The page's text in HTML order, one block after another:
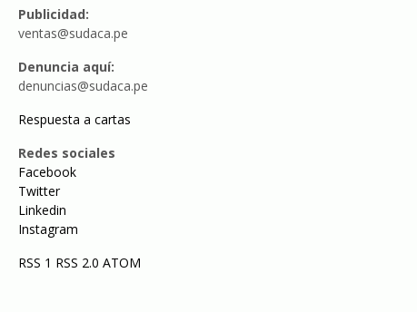
Publicidad:
ventas@sudaca.pe
Denuncia aquí:
denuncias@sudaca.pe
Respuesta a cartas
Redes sociales
Facebook
Twitter
Linkedin
Instagram
RSS 1 RSS 2.0 ATOM